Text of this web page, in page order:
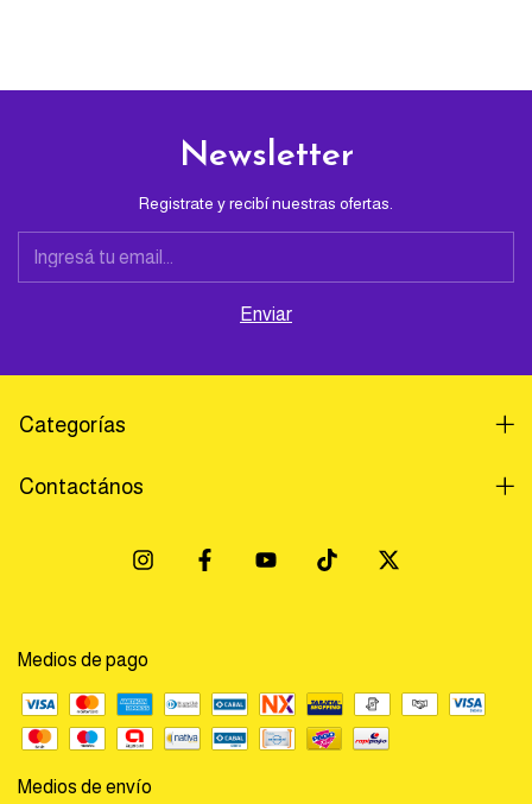
Newsletter
Registrate y recibí nuestras ofertas.
Categorías
Contactános
Medios de pago
Medios de envío